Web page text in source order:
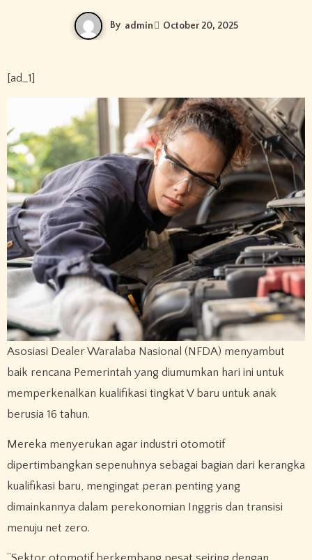
By admin October 20, 2025
[ad_1]
Asosiasi Dealer Waralaba Nasional (NFDA) menyambut
baik rencana Pemerintah yang diumumkan hari ini untuk
memperkenalkan kualifikasi tingkat V baru untuk anak
berusia 16 tahun.
Mereka menyerukan agar industri otomotif
dipertimbangkan sepenuhnya sebagai bagian dari kerangka
kualifikasi baru, mengingat peran penting yang
dimainkannya dalam perekonomian Inggris dan transisi
menuju net zero.